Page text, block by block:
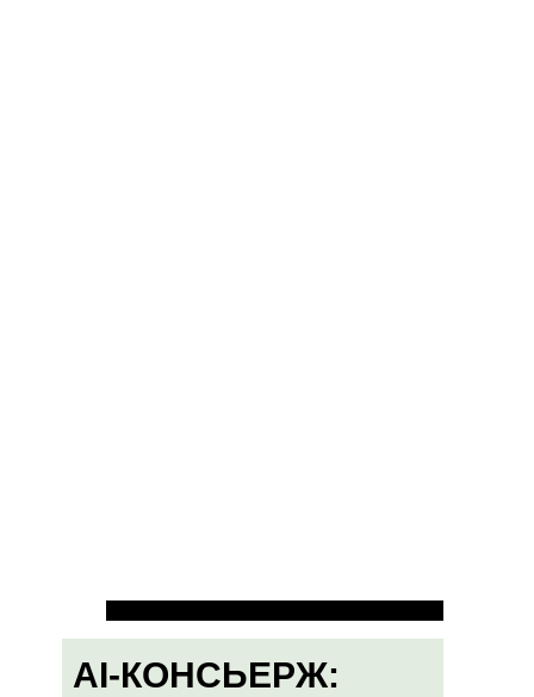
AI-КОНСЬЕРЖ: